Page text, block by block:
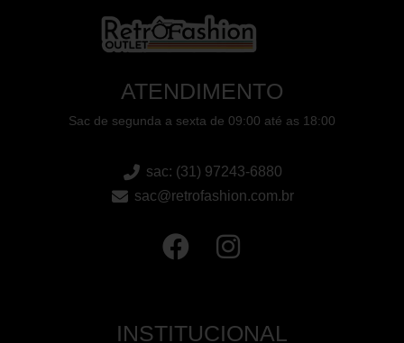
ATENDIMENTO
Sac de segunda a sexta de 09:00 até as 18:00
sac: (31) 97243-6880
sac@retrofashion.com.br
INSTITUCIONAL